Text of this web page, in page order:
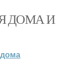
ДОМА И